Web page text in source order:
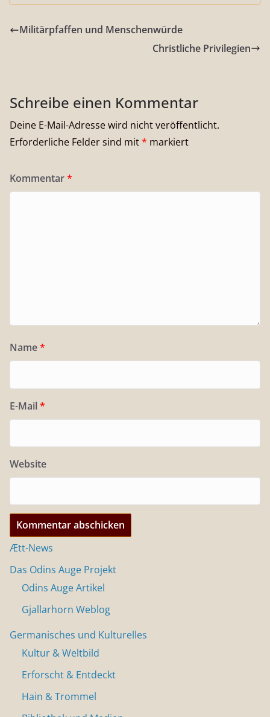
Militärpfaffen und Menschenwürde
Christliche Privilegien
Schreibe einen Kommentar
Deine E-Mail-Adresse wird nicht veröffentlicht.
Erforderliche Felder sind mit* markiert
Kommentar*
Name*
E-Mail *
Website
Ætt-News
Das Odins Auge Projekt
Odins Auge Artikel
Gjallarhorn Weblog
Germanisches und Kulturelles
Kultur & Weltbild
Erforscht & Entdeckt
Hain & Trommel